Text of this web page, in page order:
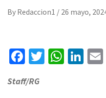
By Redaccion1 / 26 mayo,
Facebook
Twitter
Staff/RG